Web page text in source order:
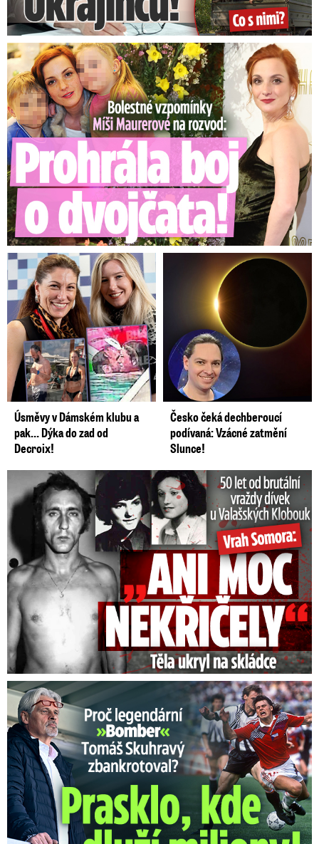
Bolestné vzpomínky Míši Maurerové: Prohrála boj o dvojčata!
Úsměvy v Dámském klubu a
pak… Dýka do zad od
Decroix!
Česko čeká dechberoucí
podívaná: Vzácné zatmění
Slunce!
50 let od běsnění Somory: Těla dívek vrah ukryl na skládce
Proč Skuhravý zbankrotoval? Prasklo, kde dluží miliony!